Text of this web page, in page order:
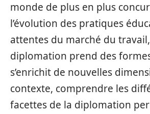
monde de plus en plus
l’évolution des pratiques
attentes du marché du
diplomation prend des
s’enrichit de nouvelles
contexte, comprendre les
facettes de la diplomation